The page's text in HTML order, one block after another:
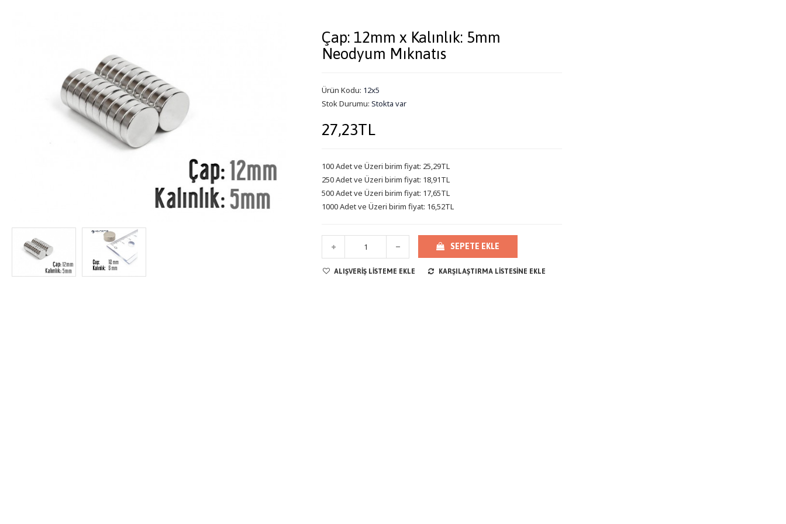
Çap: 12mm x Kalınlık: 5mm
Neodyum Mıknatıs
Ürün Kodu: 12x5
Stok Durumu:Stokta var
27,23TL
100 Adet ve Üzeri birim fiyat: 25,29TL
250 Adet ve Üzeri birim fiyat: 18,91TL
500 Adet ve Üzeri birim fiyat: 17,65TL
1000 Adet ve Üzeri birim fiyat: 16,52TL
SEPETE EKLE
ALIŞVERIŞ LISTEME EKLE KARŞILAŞTIRMA LISTESINE EKLE